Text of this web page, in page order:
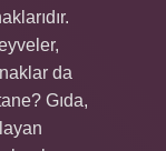
da
Gıda,